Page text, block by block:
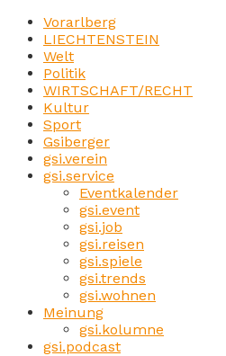
Vorarlberg
LIECHTENSTEIN
Welt
Politik
WIRTSCHAFT/RECHT
Kultur
Sport
Gsiberger
gsi.verein
gsi.service
Eventkalender
gsi.event
gsi.job
gsi.reisen
gsi.spiele
gsi.trends
gsi.wohnen
Meinung
gsi.kolumne
gsi.podcast